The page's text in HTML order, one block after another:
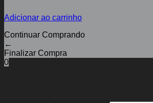
Adicionar ao carrinho
Continuar Comprando
←
Finalizar Compra
0